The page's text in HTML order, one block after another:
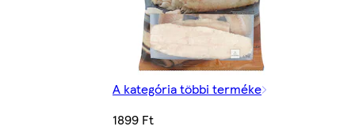
A kategória többi terméke
1899 Ft